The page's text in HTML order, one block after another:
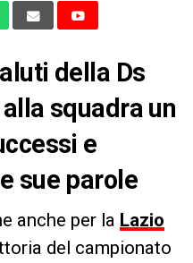
della Ds
squadra un
e
sue parole
anche per la Lazio
del campionato